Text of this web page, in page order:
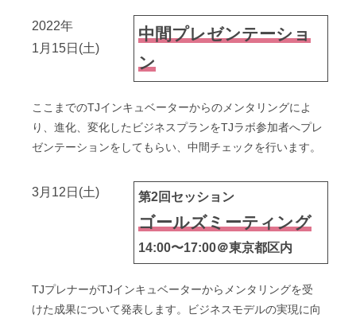
2022年
1月15日(土)
中間プレゼンテーショ
ン
ここまでのTJインキュベーターからのメンタリングによ
り、進化、変化したビジネスプランをTJラボ参加者へプレ
ゼンテーションをしてもらい、中間チェックを行います。
3月12日(土) 第2回セッション
ゴールズミーティング
14:00〜17:00＠東京都区内
TJプレナーがTJインキュベーターからメンタリングを受
けた成果について発表します。ビジネスモデルの実現に向